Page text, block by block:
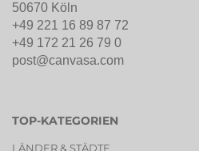
50670 Köln
+49 221 16 89 87 72
+49 172 21 26 79 0
post@canvasa.com
TOP-KATEGORIEN
LÄNDER & STÄDTE